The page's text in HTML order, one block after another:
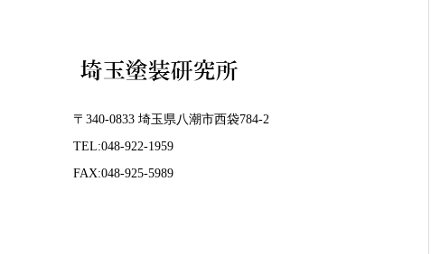
〒340-0833 埼玉県八潮市西袋784-2
TEL:048-922-1959
FAX:048-925-5989